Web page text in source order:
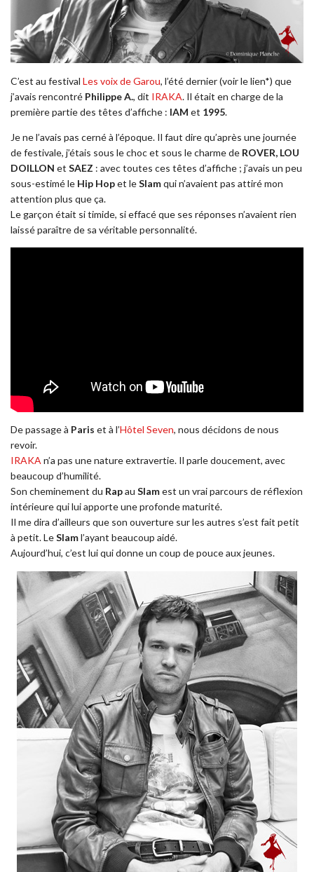
C’est au festival Les voix de Garou, l’été dernier (voir le lien*) que
j’avais rencontré Philippe A., dit IRAKA. Il était en charge de la
première partie des têtes d’affiche : IAM et 1995.
Je ne l’avais pas cerné à l’époque. Il faut dire qu’après une journée
de festivale, j’étais sous le choc et sous le charme de ROVER, LOU
DOILLON et SAEZ : avec toutes ces têtes d’affiche ; j’avais un peu
sous-estimé le Hip Hopet leSlamqui n’avaient pas attiré mon
attention plus que ça.
Le garçon était si timide, si effacé que ses réponses n’avaient rien
laissé paraître de sa véritable personnalité.
De passage à Paris et à l’Hôtel Seven, nous décidons de nous
revoir.
IRAKAn’a pas une nature extravertie. Il parle doucement, avec
beaucoup d’humilité.
Son cheminement du Rapau Slamest un vrai parcours de réflexion
intérieure qui lui apporte une profonde maturité.
Il me dira d’ailleurs que son ouverture sur les autres s’est fait petit
à petit. LeSlaml’ayant beaucoup aidé.
Aujourd’hui, c’est lui qui donne un coup de pouce aux jeunes.